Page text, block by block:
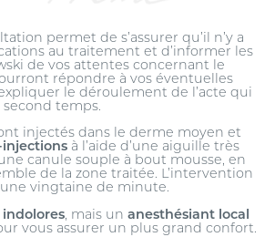
permet de s’assurer qu’il n’y a
au traitement et d’informer les
de vos attentes concernant le
répondre à vos éventuelles
le déroulement de l’acte qui
temps.
injectés dans le derme moyen et
injections à l’aide d’une aiguille très
canule souple à bout mousse, en
de la zone traitée. L’intervention
vingtaine de minute.
indolores, mais un anesthésiant local
vous assurer un plus grand confort.